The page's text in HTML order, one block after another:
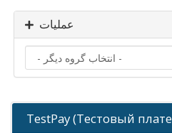
عملیات
TestPay (Тестовый